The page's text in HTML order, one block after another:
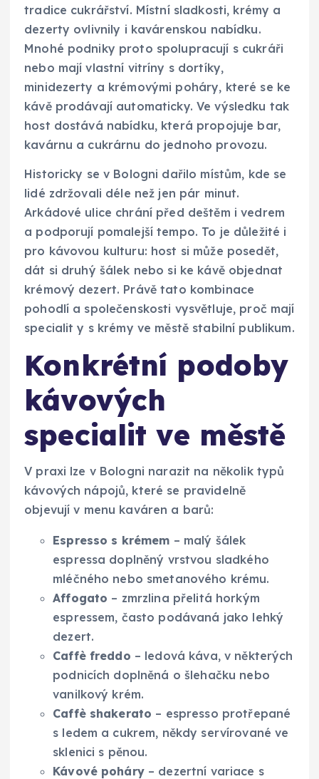
tradice cukrářství. Místní sladkosti, krémy a
dezerty ovlivnily i kavárenskou nabídku.
Mnohé podniky proto spolupracují s cukráři
nebo mají vlastní vitríny s dortíky,
minidezerty a krémovými poháry, které se ke
kávě prodávají automaticky. Ve výsledku tak
host dostává nabídku, která propojuje bar,
kavárnu a cukrárnu do jednoho provozu.
Historicky se v Bologni dařilo místům, kde se
lidé zdržovali déle než jen pár minut.
Arkádové ulice chrání před deštěm i vedrem
a podporují pomalejší tempo. To je důležité i
pro kávovou kulturu: host si může posedět,
dát si druhý šálek nebo si ke kávě objednat
krémový dezert. Právě tato kombinace
pohodlí a společenskosti vysvětluje, proč mají
specialit y s krémy ve městě stabilní publikum.
Konkrétní podoby
kávových
specialit ve městě
V praxi lze v Bologni narazit na několik typů
kávových nápojů, které se pravidelně
objevují v menu kaváren a barů:
Espresso s krémem – malý šálek
espressa doplněný vrstvou sladkého
mléčného nebo smetanového krému.
Affogato – zmrzlina přelitá horkým
espressem, často podávaná jako lehký
dezert.
Caffè freddo – ledová káva, v některých
podnicích doplněná o šlehačku nebo
vanilkový krém.
Caffè shakerato – espresso protřepané
s ledem a cukrem, někdy servírované ve
sklenici s pěnou.
Kávové poháry– dezertní variace s